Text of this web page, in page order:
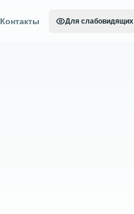
Контакты Для слабовидящих